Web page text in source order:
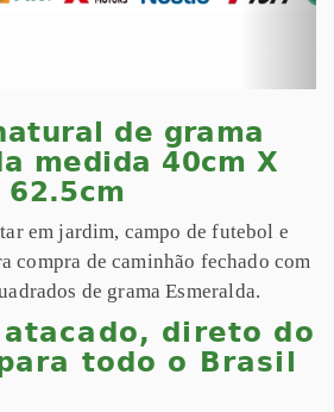
de grama
medida 40cm X
62.5cm
em jardim, campo de futebol e
compra de caminhão fechado com
de grama Esmeralda.
atacado, direto do
todo o Brasil